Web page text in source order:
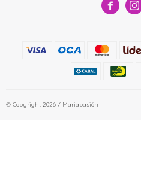
 
© Copyright 2026 / Mariapasión